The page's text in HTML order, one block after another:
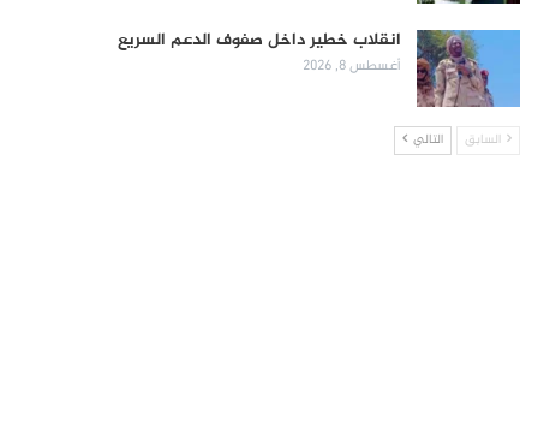
انقلاب خطير داخل صفوف الدعم السريع
أغسطس 8, 2026
السابق التالي